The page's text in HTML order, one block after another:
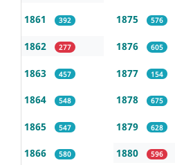
1861 392
1862 277
1863 457
1864 548
1865 547
1866 580
1875 576
1876 605
1877 154
1878 675
1879 628
1880 596